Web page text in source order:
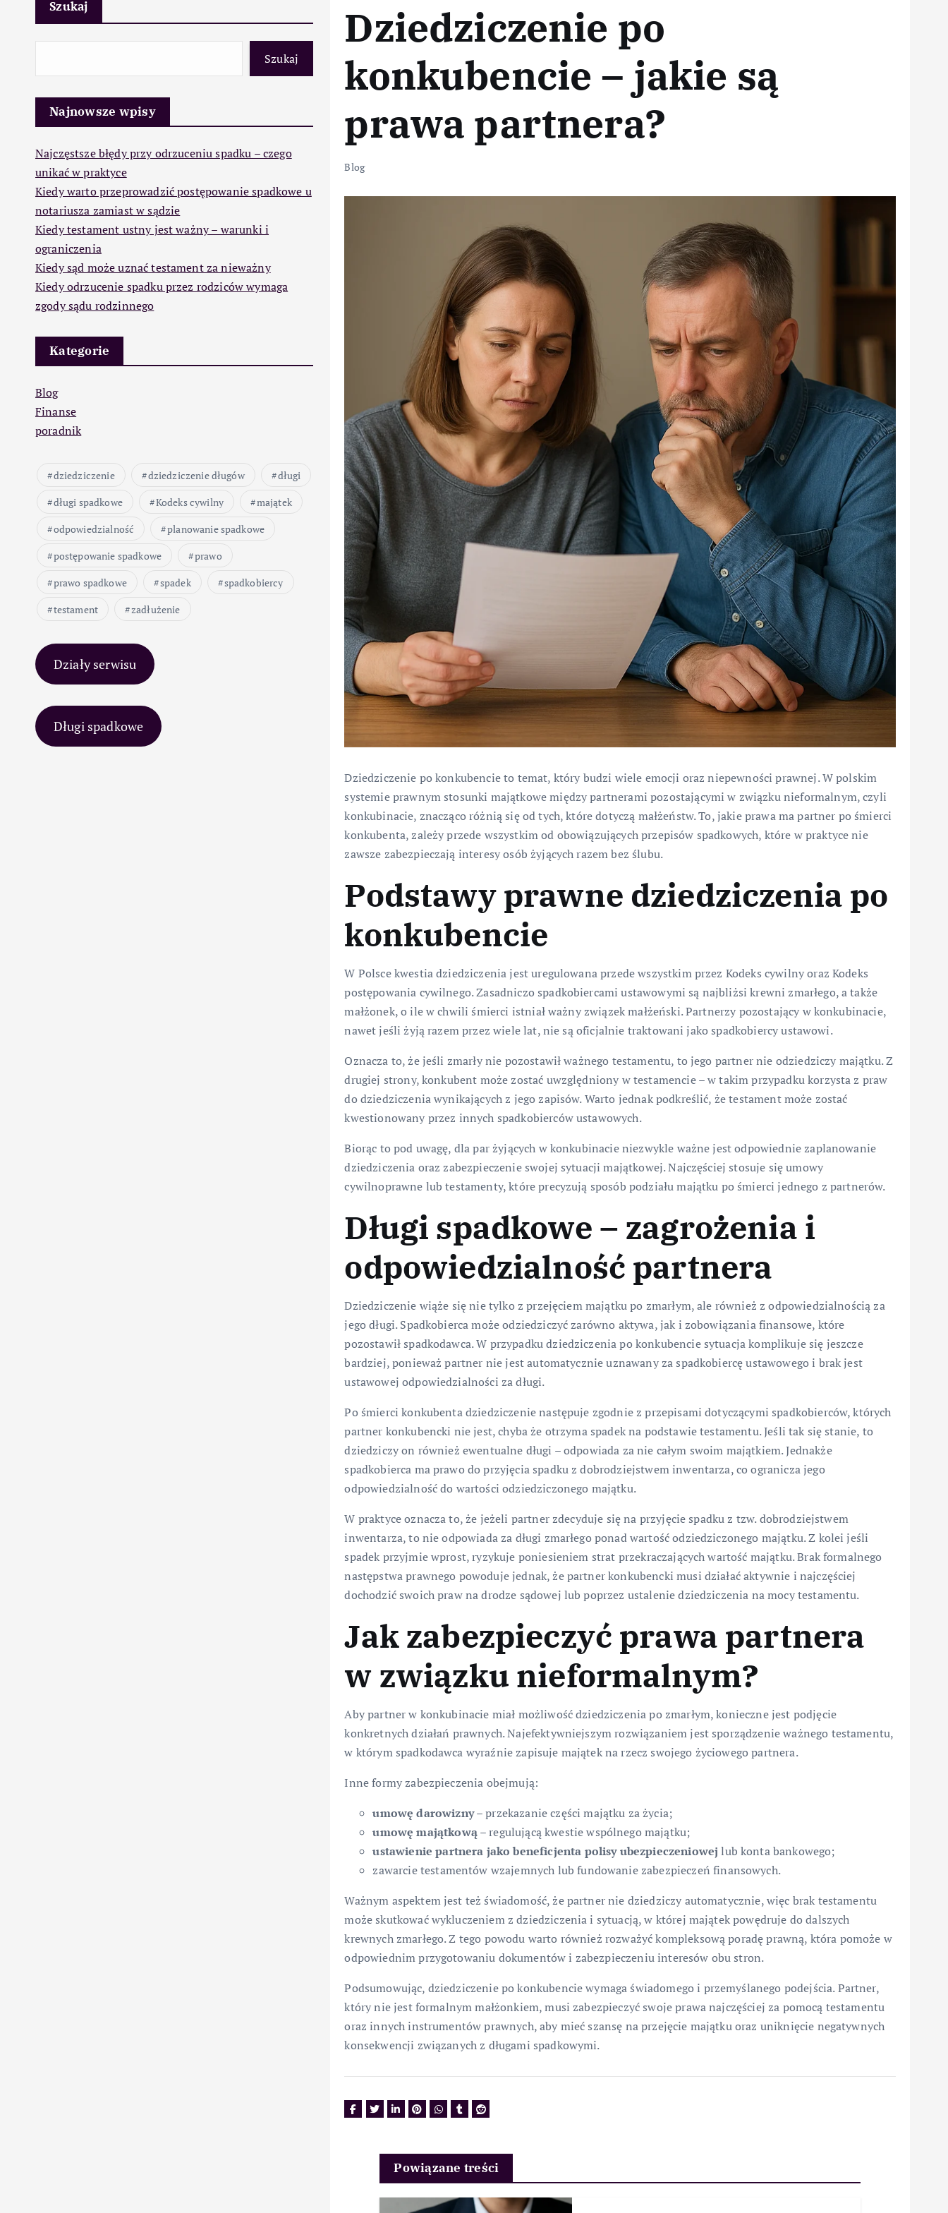
Szukaj
Szukaj
Najnowsze wpisy
Najczęstsze błędy przy odrzuceniu spadku – czego
unikać w praktyce
Kiedy warto przeprowadzić postępowanie spadkowe u
notariusza zamiast w sądzie
Kiedy testament ustny jest ważny – warunki i
ograniczenia
Kiedy sąd może uznać testament za nieważny
Kiedy odrzucenie spadku przez rodziców wymaga
zgody sądu rodzinnego
Kategorie
Blog
Finanse
poradnik
dziedziczenie dziedziczenie długów
długi
długi spadkowe
Kodeks cywilny
majątek
odpowiedzialność
planowanie spadkowe
postępowanie spadkowe
prawo
prawo spadkowe
spadek
spadkobiercy
testament
zadłużenie
Działy serwisu
Długi spadkowe
Dziedziczenie po
konkubencie – jakie są
prawa partnera?
Blog
Dziedziczenie po konkubencie to temat, który budzi wiele emocji oraz niepewności prawnej. W polskim
systemie prawnym stosunki majątkowe między partnerami pozostającymi w związku nieformalnym, czyli
konkubinacie, znacząco różnią się od tych, które dotyczą małżeństw. To, jakie prawa ma partner po śmierci
konkubenta, zależy przede wszystkim od obowiązujących przepisów spadkowych, które w praktyce nie
zawsze zabezpieczają interesy osób żyjących razem bez ślubu.
Podstawy prawne dziedziczenia po
konkubencie
W Polsce kwestia dziedziczenia jest uregulowana przede wszystkim przez Kodeks cywilny oraz Kodeks
postępowania cywilnego. Zasadniczo spadkobiercami ustawowymi są najbliżsi krewni zmarłego, a także
małżonek, o ile w chwili śmierci istniał ważny związek małżeński. Partnerzy pozostający w konkubinacie,
nawet jeśli żyją razem przez wiele lat, nie są oficjalnie traktowani jako spadkobiercy ustawowi.
Oznacza to, że jeśli zmarły nie pozostawił ważnego testamentu, to jego partner nie odziedziczy majątku. Z
drugiej strony, konkubent może zostać uwzględniony w testamencie – w takim przypadku korzysta z praw
do dziedziczenia wynikających z jego zapisów. Warto jednak podkreślić, że testament może zostać
kwestionowany przez innych spadkobierców ustawowych.
Biorąc to pod uwagę, dla par żyjących w konkubinacie niezwykle ważne jest odpowiednie zaplanowanie
dziedziczenia oraz zabezpieczenie swojej sytuacji majątkowej. Najczęściej stosuje się umowy
cywilnoprawne lub testamenty, które precyzują sposób podziału majątku po śmierci jednego z partnerów.
Długi spadkowe – zagrożenia i
odpowiedzialność partnera
Dziedziczenie wiąże się nie tylko z przejęciem majątku po zmarłym, ale również z odpowiedzialnością za
jego długi. Spadkobierca może odziedziczyć zarówno aktywa, jak i zobowiązania finansowe, które
pozostawił spadkodawca. W przypadku dziedziczenia po konkubencie sytuacja komplikuje się jeszcze
bardziej, ponieważ partner nie jest automatycznie uznawany za spadkobiercę ustawowego i brak jest
ustawowej odpowiedzialności za długi.
Po śmierci konkubenta dziedziczenie następuje zgodnie z przepisami dotyczącymi spadkobierców, których
partner konkubencki nie jest, chyba że otrzyma spadek na podstawie testamentu. Jeśli tak się stanie, to
dziedziczy on również ewentualne długi – odpowiada za nie całym swoim majątkiem. Jednakże
spadkobierca ma prawo do przyjęcia spadku z dobrodziejstwem inwentarza, co ogranicza jego
odpowiedzialność do wartości odziedziczonego majątku.
W praktyce oznacza to, że jeżeli partner zdecyduje się na przyjęcie spadku z tzw. dobrodziejstwem
inwentarza, to nie odpowiada za długi zmarłego ponad wartość odziedziczonego majątku. Z kolei jeśli
spadek przyjmie wprost, ryzykuje poniesieniem strat przekraczających wartość majątku. Brak formalnego
następstwa prawnego powoduje jednak, że partner konkubencki musi działać aktywnie i najczęściej
dochodzić swoich praw na drodze sądowej lub poprzez ustalenie dziedziczenia na mocy testamentu.
Jak zabezpieczyć prawa partnera
w związku nieformalnym?
Aby partner w konkubinacie miał możliwość dziedziczenia po zmarłym, konieczne jest podjęcie
konkretnych działań prawnych. Najefektywniejszym rozwiązaniem jest sporządzenie ważnego testamentu,
w którym spadkodawca wyraźnie zapisuje majątek na rzecz swojego życiowego partnera.
Inne formy zabezpieczenia obejmują:
umowę darowizny– przekazanie części majątku za życia;
umowę majątkową– regulującą kwestie wspólnego majątku;
ustawienie partnera jako beneficjenta polisy ubezpieczeniowej lub konta bankowego;
zawarcie testamentów wzajemnych lub fundowanie zabezpieczeń finansowych.
Ważnym aspektem jest też świadomość, że partner nie dziedziczy automatycznie, więc brak testamentu
może skutkować wykluczeniem z dziedziczenia i sytuacją, w której majątek powędruje do dalszych
krewnych zmarłego. Z tego powodu warto również rozważyć kompleksową poradę prawną, która pomoże w
odpowiednim przygotowaniu dokumentów i zabezpieczeniu interesów obu stron.
Podsumowując, dziedziczenie po konkubencie wymaga świadomego i przemyślanego podejścia. Partner,
który nie jest formalnym małżonkiem, musi zabezpieczyć swoje prawa najczęściej za pomocą testamentu
oraz innych instrumentów prawnych, aby mieć szansę na przejęcie majątku oraz uniknięcie negatywnych
konsekwencji związanych z długami spadkowymi.
Powiązane treści